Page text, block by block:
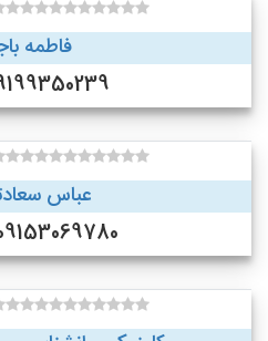
فاطمه
09199350239
عباس
09153069780